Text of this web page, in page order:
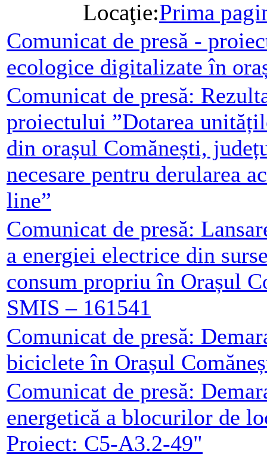
Locaţie:Prima
Comunicat de presă -
ecologice digitalizate în
Comunicat de presă:
proiectului ”Dotarea
din orașul Comănești,
necesare pentru derularea
line”
Comunicat de presă:
a energiei electrice din
consum propriu în Orașul
SMIS – 161541
Comunicat de presă:
biciclete în Orașul
Comunicat de presă:
energetică a blocurilor de
Proiect: C5-A3.2-49"